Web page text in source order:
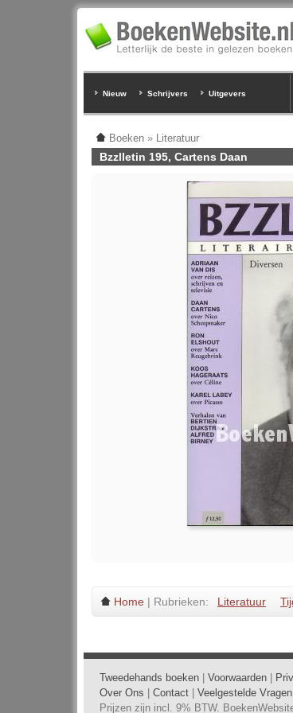
Nieuw Schrijvers Uitgevers
Boeken » Literatuur
Bzzlletin 195, Cartens Daan
Home | Rubrieken: Literatuur
Tweedehands boeken Voorwaarden
Over Ons
Contact Veelgestelde Vragen
Prijzen zijn incl. 9% BTW.